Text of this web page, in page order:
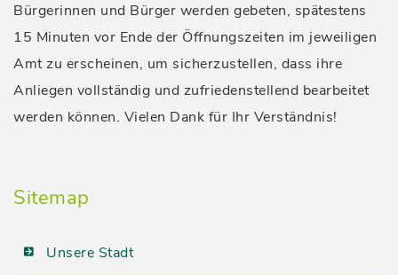
Bürgerinnen und Bürger werden gebeten, spätestens
15 Minuten vor Ende der Öffnungszeiten im jeweiligen
Amt zu erscheinen, um sicherzustellen, dass ihre
Anliegen vollständig und zufriedenstellend bearbeitet
werden können. Vielen Dank für Ihr Verständnis!
Sitemap
Unsere Stadt